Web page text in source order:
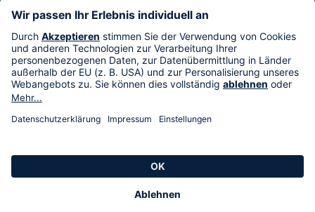
Im TV
HSE International